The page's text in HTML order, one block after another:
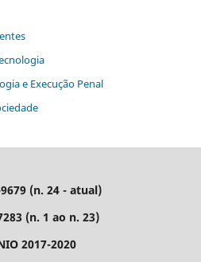
e Execução Penal
(n. 24 - atual)
(n. 1 ao n. 23)
2017-2020